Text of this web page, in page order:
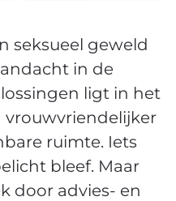
seksueel geweld
in de
ligt in het
vrouwvriendelijker
ruimte. Iets
bleef. Maar
door advies- en